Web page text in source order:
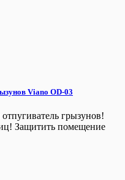
Viano OD-03
грызунов!
Защитить помещение